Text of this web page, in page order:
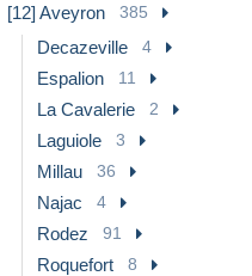
[12] Aveyron 385
Decazeville 4
Espalion 11
La Cavalerie 2
Laguiole 3
Millau 36
Najac 4
Rodez 91
Roquefort 8